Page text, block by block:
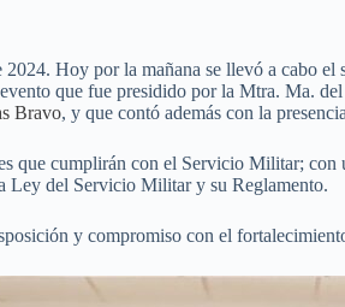
Hoy por la mañana se llevó a cabo
que fue presidido por la Mtra. Ma.
Bravo, y que contó además con la
que cumplirán con el Servicio Militar;
Ley del Servicio Militar y su Reglamento.
y compromiso con el